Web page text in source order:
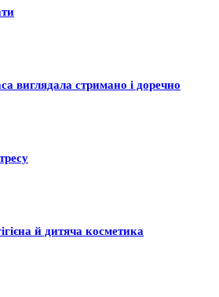
виглядала стримано і доречно
й дитяча косметика